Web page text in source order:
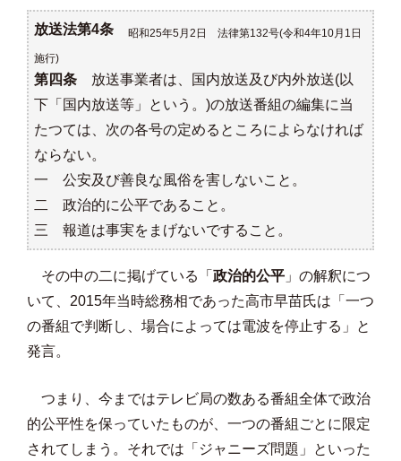
放送法第4条
昭和25年5月2日 法律第132号(令和4年10月1日
施行)
第四条 放送事業者は、国内放送及び内外放送(以
下「国内放送等」という。)の放送番組の編集に当
たつては、次の各号の定めるところによらなければ
ならない。
一 公安及び善良な風俗を害しないこと。
二 政治的に公平であること。
三 報道は事実をまげないですること。
その中の二に掲げている「 政治的公平 」の解釈につ
いて、2015年当時総務相であった高市早苗氏は「一つ
の番組で判断し、場合によっては電波を停止する」と
発言。
つまり、今まではテレビ局の数ある番組全体で政治
的公平性を保っていたものが、一つの番組ごとに限定
されてしまう。それでは「ジャニーズ問題」といった